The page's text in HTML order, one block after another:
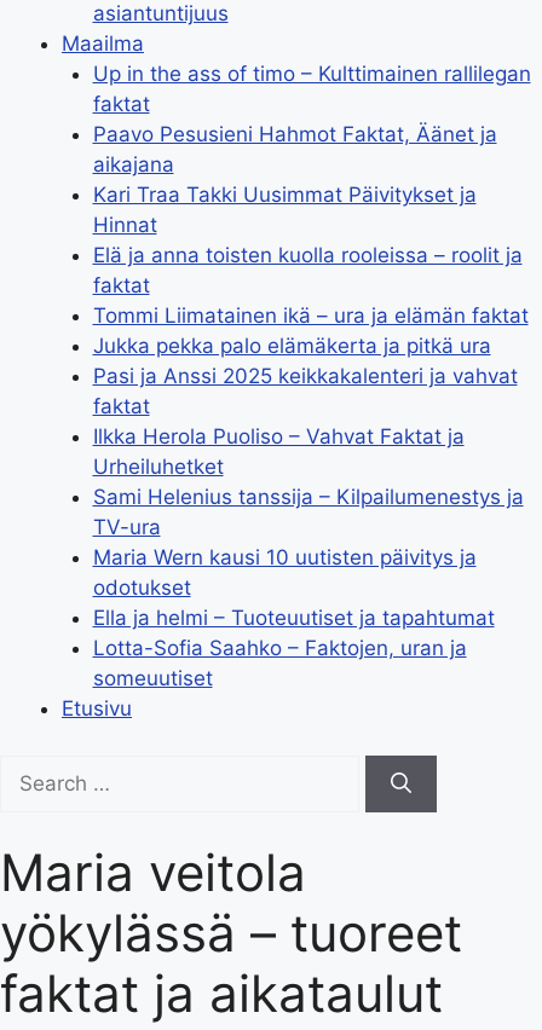
asiantuntijuus
Maailma
Up in the ass of timo – Kulttimainen rallilegan
faktat
Paavo Pesusieni Hahmot Faktat, Äänet ja
aikajana
Kari Traa Takki Uusimmat Päivitykset ja
Hinnat
Elä ja anna toisten kuolla rooleissa – roolit ja
faktat
Tommi Liimatainen ikä – ura ja elämän faktat
Jukka pekka palo elämäkerta ja pitkä ura
Pasi ja Anssi 2025 keikkakalenteri ja vahvat
faktat
Ilkka Herola Puoliso – Vahvat Faktat ja
Urheiluhetket
Sami Helenius tanssija – Kilpailumenestys ja
TV-ura
Maria Wern kausi 10 uutisten päivitys ja
odotukset
Ella ja helmi – Tuoteuutiset ja tapahtumat
Lotta-Sofia Saahko – Faktojen, uran ja
someuutiset
Etusivu
for:
Maria veitola
yökylässä – tuoreet
faktat ja aikataulut